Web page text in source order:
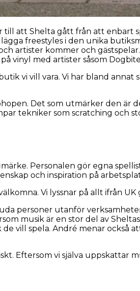
att Shelta gått från att enbart
freestyles i den unika
artister kommer och
vinyl med artister såsom
vi vill vara. Vi har bland
Det som utmärker den är
tekniker som scratching och
Personalen gör egna
och inspiration på
Vi lyssnar på allt ifrån
personer utanför
musik är en stor del av
vill spela. André menar också
Eftersom vi själva uppskattar